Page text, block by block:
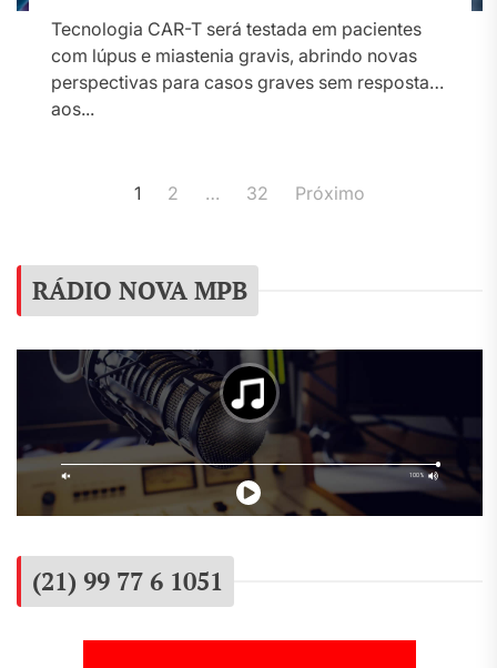
Tecnologia CAR-T será testada em pacientes
com lúpus e miastenia gravis, abrindo novas
perspectivas para casos graves sem resposta
aos...
Navegação
posts
1 2 … 32 Próximo
RÁDIO NOVA MPB
(21) 99 77 6 1051